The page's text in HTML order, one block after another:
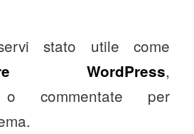
stato utile come
WordPress,
o commentate per